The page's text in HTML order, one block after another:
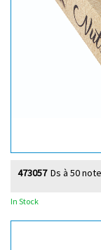
Ds à 50
473057
In Stock